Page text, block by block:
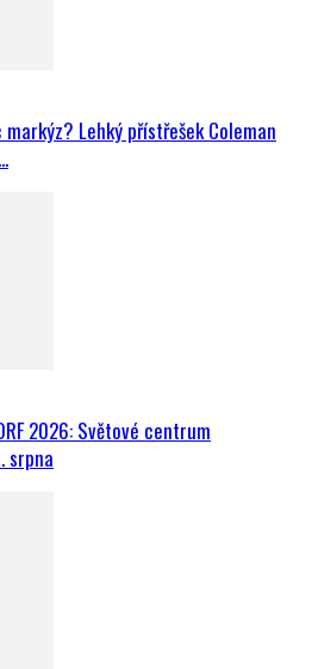
markýz? Lehký přístřešek Coleman
2026: Světové centrum
srpna